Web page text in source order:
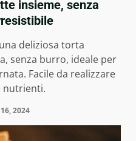
insieme, senza
deliziosa torta
senza burro, ideale per
Facile da realizzare
nutrienti.
2024